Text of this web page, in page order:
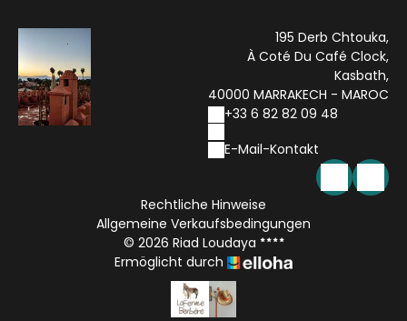
195 Derb Chtouka,
À Coté Du Café Clock,
Kasbath,
40000 MARRAKECH - MAROC
+33 6 82 82 09 48
E-Mail-Kontakt
Rechtliche Hinweise
Allgemeine Verkaufsbedingungen
© 2026 Riad Loudaya
Ermöglicht durch